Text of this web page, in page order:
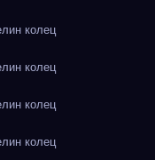
колец
колец
колец
колец